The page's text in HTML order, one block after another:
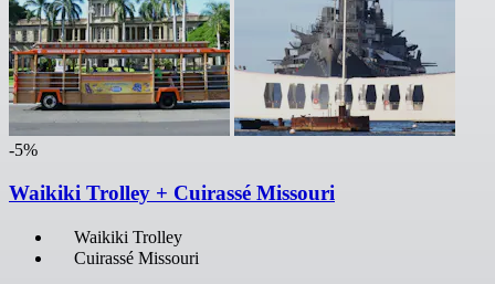
-5%
Waikiki Trolley + Cuirassé Missouri
Waikiki Trolley
Cuirassé Missouri